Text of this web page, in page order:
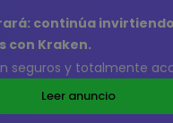
continúa
con Kraken.
seguros y totalmente
Leer anuncio